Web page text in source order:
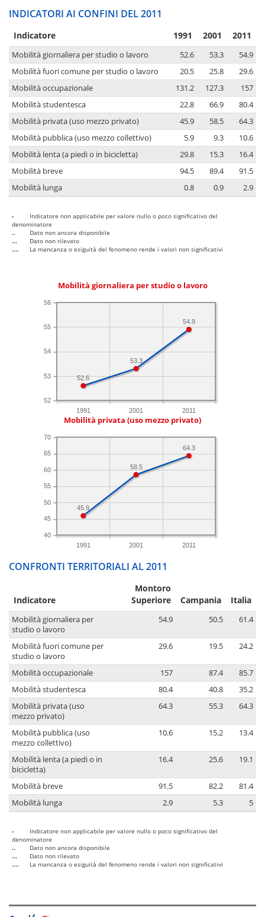
INDICATORI AI CONFINI DEL 2011
Indicatore 1991 2001 2011
Mobilità giornaliera per studio o lavoro 52.6 53.3
54.9
Mobilità fuori comune per studio o lavoro
20.5 25.8
29.6
Mobilità occupazionale
131.2 127.3
157
Mobilità studentesca
22.8 66.9
80.4
Mobilità privata (uso mezzo privato)
45.9 58.5
64.3
Mobilità pubblica (uso mezzo collettivo)
5.9 9.3
10.6
Mobilità lenta (a piedi o in bicicletta)
29.8 15.3
16.4
Mobilità breve
94.5 89.4
91.5
Mobilità lunga
0.8 0.9 2.9
-
Indicatore non applicabile per valore nullo o poco significativo del
denominatore
..
Dato non ancora disponibile
...
Dato non rilevato
....
La mancanza o esiguità del fenomeno rende i valori non significativi
Mobilità giornaliera per studio o lavoro
1991 2001 2011
52
53
54
55
56
54.9
53.3
52.6
Mobilità privata (uso mezzo privato)
1991 2001 2011
40
45
50
55
60
65
70
64.3
58.5
45.9
CONFRONTI TERRITORIALI AL 2011
Indicatore
Montoro
Superiore
Campania Italia
Mobilità giornaliera per
studio o lavoro
54.9 50.5 61.4
Mobilità fuori comune per
studio o lavoro
29.6 19.5 24.2
Mobilità occupazionale 157 87.4
85.7
Mobilità studentesca
80.4 40.8
35.2
Mobilità privata (uso
mezzo privato)
64.3 55.3 64.3
Mobilità pubblica (uso
mezzo collettivo)
10.6 15.2 13.4
Mobilità lenta (a piedi o in
bicicletta)
16.4 25.6 19.1
Mobilità breve 91.5 82.2
81.4
Mobilità lunga
2.9 5.3 5
-
Indicatore non applicabile per valore nullo o poco significativo del
denominatore
..
Dato non ancora disponibile
...
Dato non rilevato
....
La mancanza o esiguità del fenomeno rende i valori non significativi